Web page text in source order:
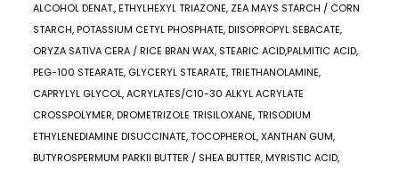
ALCOHOL DENAT., ETHYLHEXYL TRIAZONE, ZEA MAYS STARCH / CORN
STARCH, POTASSIUM CETYL PHOSPHATE, DIISOPROPYL SEBACATE,
ORYZA SATIVA CERA / RICE BRAN WAX, STEARIC ACID,PALMITIC ACID,
PEG-100 STEARATE, GLYCERYL STEARATE, TRIETHANOLAMINE,
CAPRYLYL GLYCOL, ACRYLATES/C10-30 ALKYL ACRYLATE
CROSSPOLYMER, DROMETRIZOLE TRISILOXANE, TRISODIUM
ETHYLENEDIAMINE DISUCCINATE, TOCOPHEROL, XANTHAN GUM,
BUTYROSPERMUM PARKII BUTTER / SHEA BUTTER, MYRISTIC ACID,